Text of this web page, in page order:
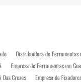
Distribuidora de Ferramentas
Empresa de Ferramentas em
Das Cruzes Empresa de